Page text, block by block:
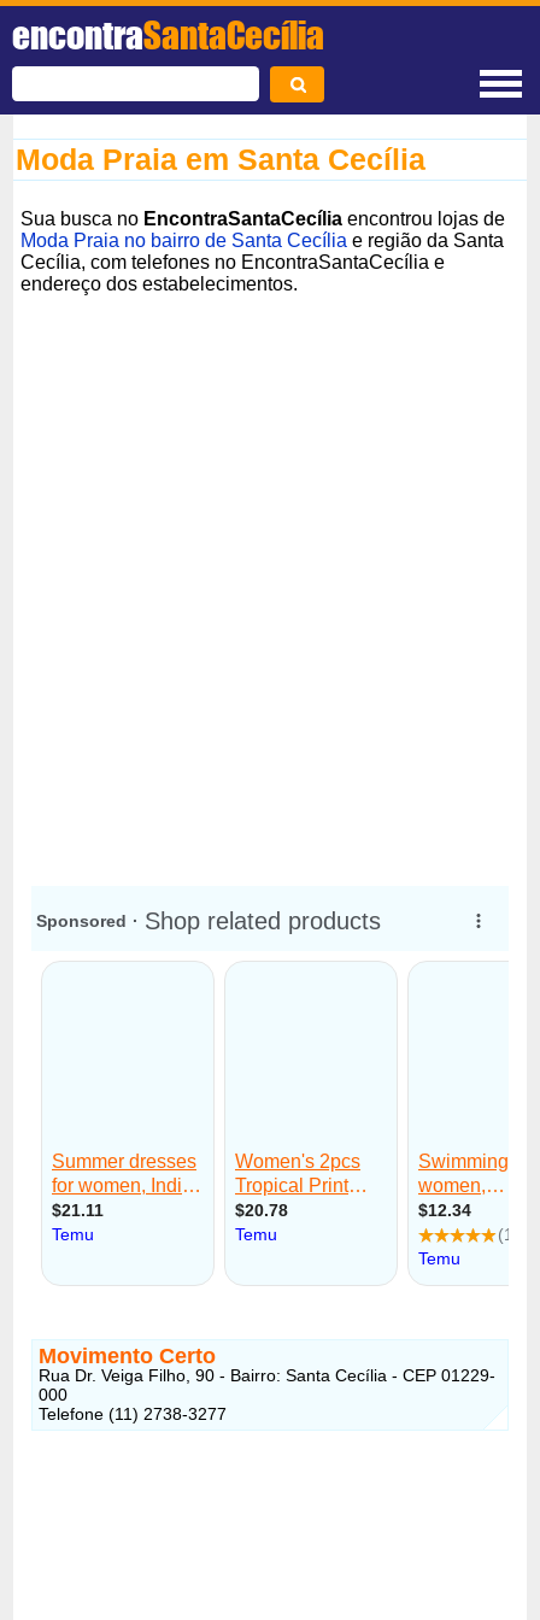
encontraSantaCecília
Moda Praia em Santa Cecília
Sua busca no EncontraSantaCecília encontrou lojas de
Moda Praia no bairro de Santa Cecília e região da Santa
Cecília, com telefones no EncontraSantaCecília e
endereço dos estabelecimentos.
Movimento Certo
Rua Dr. Veiga Filho, 90 - Bairro: Santa Cecília - CEP 01229-
000
Telefone (11) 2738-3277